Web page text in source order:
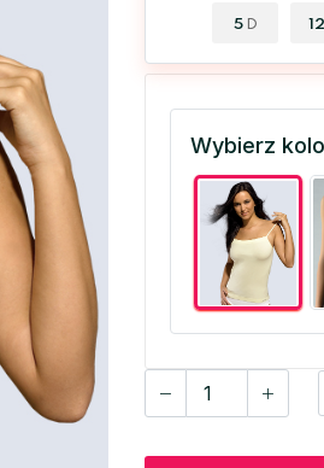
5 D 12
Wybierz